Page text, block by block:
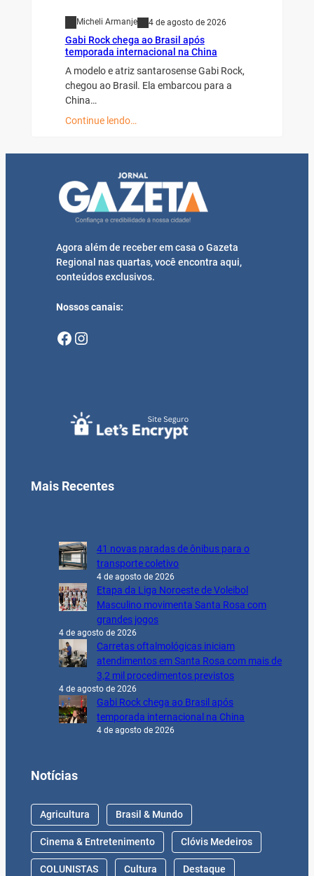
Micheli Armanje 4 de agosto de 2026
Gabi Rock chega ao Brasil após
temporada internacional na China
A modelo e atriz santarosense Gabi Rock,
chegou ao Brasil. Ela embarcou para a
China…
Continue lendo…
Agora além de receber em casa o Gazeta
Regional nas quartas, você encontra aqui,
conteúdos exclusivos.
Nossos canais:
Facebook Instagram
Mais Recentes
41 novas paradas de ônibus para o
transporte coletivo
4 de agosto de 2026
Etapa da Liga Noroeste de Voleibol
Masculino movimenta Santa Rosa com
grandes jogos
4 de agosto de 2026
Carretas oftalmológicas iniciam
atendimentos em Santa Rosa com mais de
3,2 mil procedimentos previstos
4 de agosto de 2026
Gabi Rock chega ao Brasil após
temporada internacional na China
4 de agosto de 2026
Notícias
Agricultura Brasil & Mundo
Cinema & Entretenimento Clóvis Medeiros
COLUNISTAS Cultura Destaque